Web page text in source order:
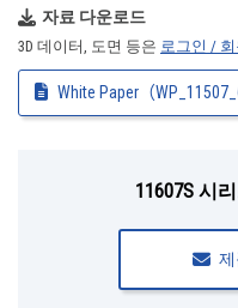
자료 다운로드
3D 데이터, 도면 등은 로그인 /
White Paper（
11607S 시